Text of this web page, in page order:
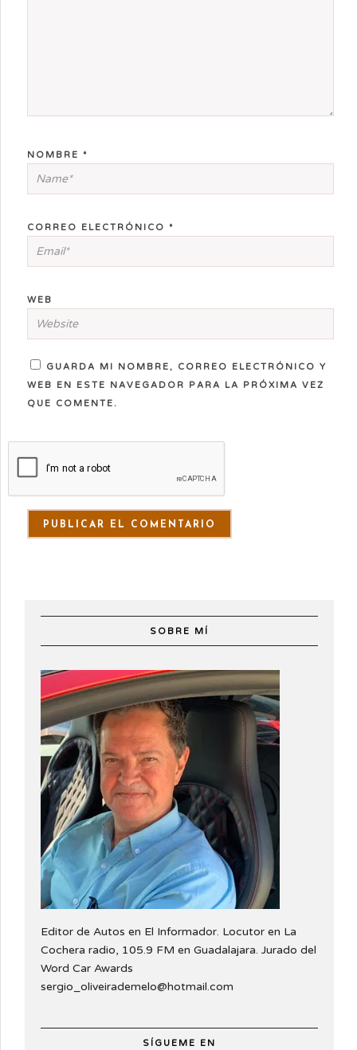
NOMBRE *
CORREO ELECTRÓNICO *
WEB
GUARDA MI NOMBRE, CORREO ELECTRÓNICO Y
WEB EN ESTE NAVEGADOR PARA LA PRÓXIMA VEZ
QUE COMENTE.
SOBRE MÍ
Editor de Autos en El Informador. Locutor en La
Cochera radio, 105.9 FM en Guadalajara. Jurado del
Word Car Awards
sergio_oliveirademelo@hotmail.com
SÍGUEME EN